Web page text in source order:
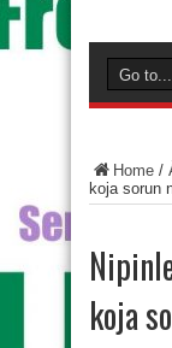
Home /
koja sorun
koja